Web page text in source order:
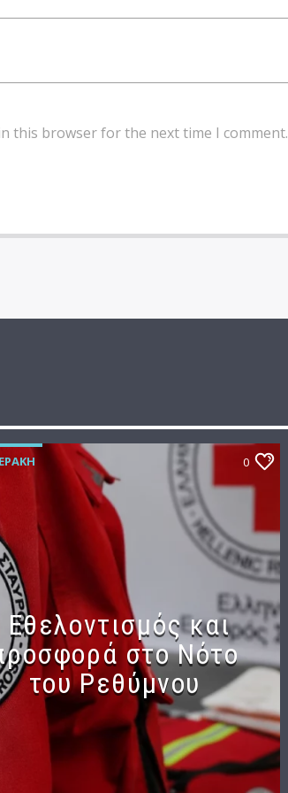
this browser for the next time I comment.
0
Εθελοντισμός και
στο Νότο
του Ρεθύμνου